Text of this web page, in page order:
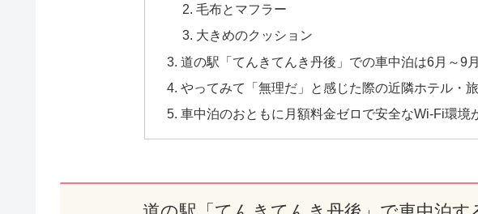
毛布とマフラー
大きめのクッション
道の駅「てんきてんき丹後」での車中泊は6月～9
やってみて「無理だ」と感じた際の近隣ホテル・
車中泊のおともに月額料金ゼロで安全なWi-Fi環境